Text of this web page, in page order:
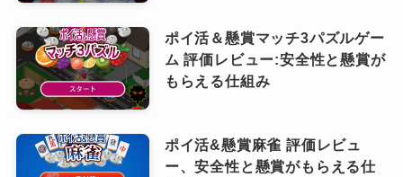
ポイ活＆懸賞マッチ3パズルゲー
ム 評価レビュー:安全性と懸賞が
もらえる仕組み
ポイ活&懸賞麻雀 評価レビュ
ー、安全性と懸賞がもらえる仕